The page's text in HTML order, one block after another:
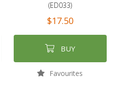
(ED033)
$17.50
BUY
Favourites